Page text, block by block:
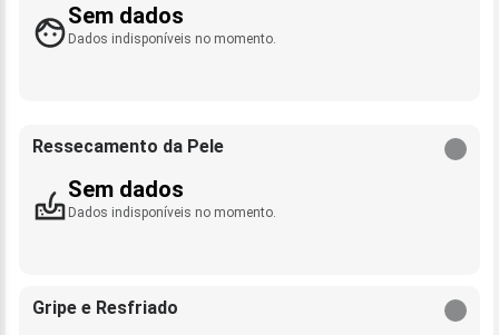
Sem dados
Dados indisponíveis no momento.
Ressecamento da Pele
Sem dados
Dados indisponíveis no momento.
Gripe e Resfriado